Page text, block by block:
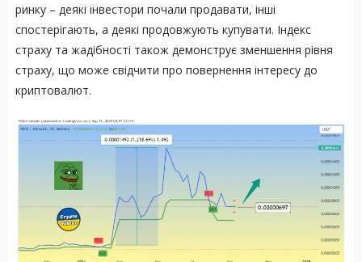
ринку – деякі інвестори почали продавати, інші
спостерігають, а деякі продовжують купувати. Індекс
страху та жадібності також демонструє зменшення рівня
страху, що може свідчити про повернення інтересу до
криптовалют.